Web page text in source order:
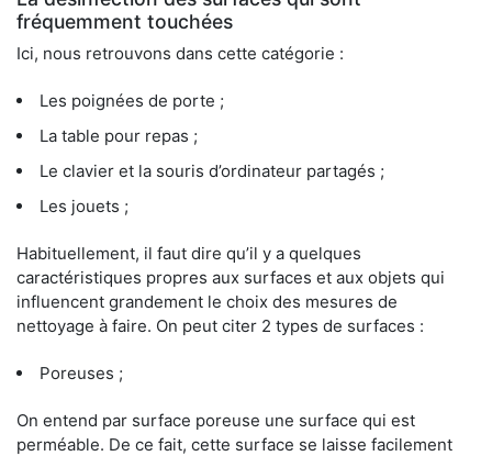
fréquemment touchées
Ici, nous retrouvons dans cette catégorie :
Les poignées de porte ;
La table pour repas ;
Le clavier et la souris d’ordinateur partagés ;
Les jouets ;
Habituellement, il faut dire qu’il y a quelques
caractéristiques propres aux surfaces et aux objets qui
influencent grandement le choix des mesures de
nettoyage à faire. On peut citer 2 types de surfaces :
Poreuses ;
On entend par surface poreuse une surface qui est
perméable. De ce fait, cette surface se laisse facilement